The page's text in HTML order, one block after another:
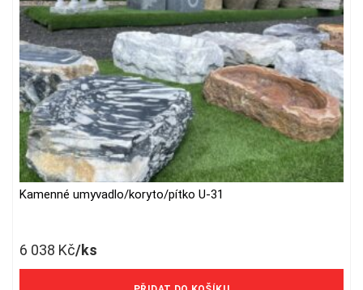
the
product
page
Kamenné umyvadlo/koryto/pítko U-31
6 038 Kč/ks
4 990 Kč/ks bez DPH